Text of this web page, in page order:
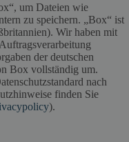
um Dateien wie
zu speichern. „Box“ ist
Wir haben mit
der deutschen
Box vollständig um.
nach
finden Sie
).